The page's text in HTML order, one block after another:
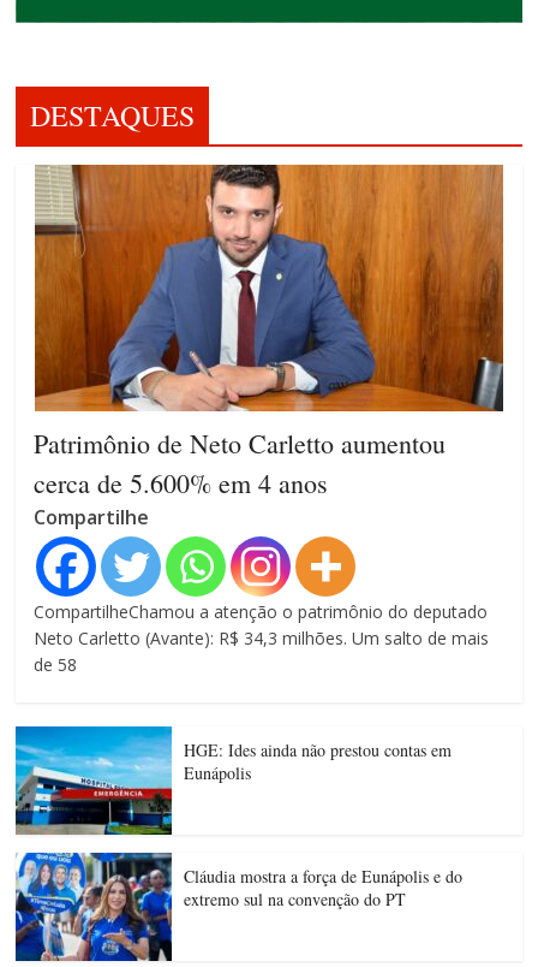
DESTAQUES
Patrimônio de Neto Carletto aumentou
cerca de 5.600% em 4 anos
Compartilhe
CompartilheChamou a atenção o patrimônio do deputado
Neto Carletto (Avante): R$ 34,3 milhões. Um salto de mais
de 58
HGE: Ides ainda não prestou contas em
Eunápolis
Cláudia mostra a força de Eunápolis e do
extremo sul na convenção do PT